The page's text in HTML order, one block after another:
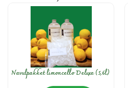
Navulpakket limoncello Deluxe (5,6l)